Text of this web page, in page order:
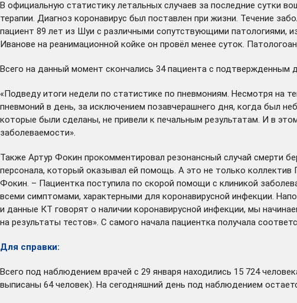
В официальную статистику летальных случаев за последние сутки
терапии. Диагноз коронавирус был поставлен при жизни. Течение
пациент 89 лет из Шуи с различными сопутствующими патологиями,
Иванове на реанимационной койке он провёл менее суток.
Всего на данный момент скончались 34 пациента с подтвержденным
«Подведу итоги недели по статистике по пневмониям. Несмотря на
пневмоний в день, за исключением позавчерашнего дня, когда был
которые были сделаны, не привели к печальным результатам. И в
заболеваемости».
Также Артур Фокин прокомментировал резонансный случай смерти
персонала, который оказывал ей помощь. А это не только
Фокин. – Пациентка поступила по скорой помощи с клиникой
всеми симптомами, характерными для коронавирусной инфекции.
и данные КТ говорят о наличии коронавирусной инфекции, мы
на результаты тестов». С самого начала пациентка получала
Для справки:
Всего под наблюдением врачей с 29 января находились 15 724
выписаны 64 человек). На сегодняшний день под наблюдением